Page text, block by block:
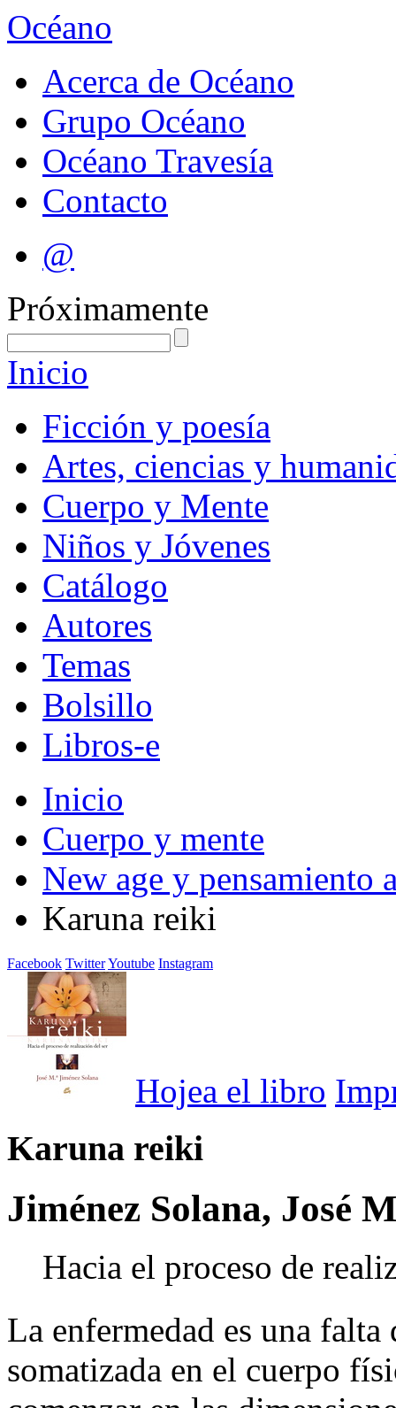
Océano
Acerca de Océano
Grupo Océano
Océano Travesía
Contacto
@
Próximamente
Inicio
Ficción y poesía
Artes, ciencias y
Cuerpo y Mente
Niños y Jóvenes
Catálogo
Autores
Temas
Bolsillo
Libros-e
Inicio
Cuerpo y mente
New age y pensamiento
Karuna reiki
Facebook TwitterYoutube Instagram
Hojea el libro
Karuna reiki
Jiménez Solana, José
Hacia el proceso de
La enfermedad es una
somatizada en el cuerpo